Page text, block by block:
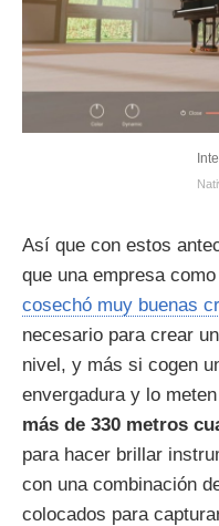
Así que con estos
que una empresa
cosechó muy buenas
necesario para crear
nivel, y más si cogen
envergadura y lo
más de 330 metros
para hacer brillar
con una combinación
colocados para